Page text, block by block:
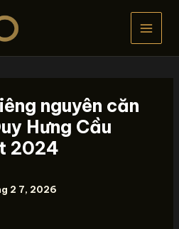
nguyên căn
Hưng Cầu
2024
2 7, 2026